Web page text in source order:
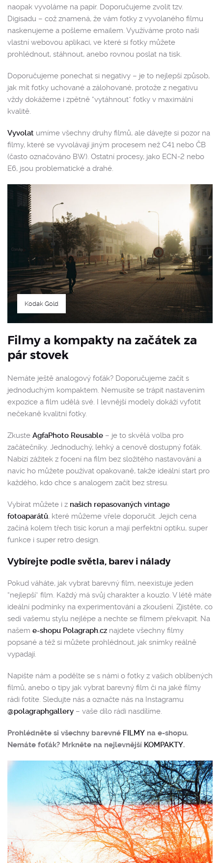
naopak vyvoláme na papír. Doporučujeme zvolit tzv.
Digisadu – což znamená, že vám fotky z vyvolaného filmu
naskenujeme a pošleme emailem. Využíváme proto naši
vlastní webovou aplikaci, ve které si fotky můžete
prohlédnout, stáhnout, anebo rovnou poslat na tisk.
Doporučujeme ponechat si negativy – je to nejlepší způsob,
jak mít fotky uchované a zálohované, protože z negativu
vždy dokážeme i zpětně “vytáhnout” fotky v maximální
kvalitě.
Vyvolat umíme všechny druhy filmů, ale dávejte si pozor na
filmy, které se vyvolávají jiným procesem než C41 nebo ČB
(často označováno BW). Ostatní procesy, jako ECN-2 nebo
E6, jsou problematické a drahé.
Kodak Gold
Filmy a kompakty na začátek za
pár stovek
Nemáte ještě analogový foťák? Doporučujeme začít s
jednoduchým kompaktem. Nemusíte se trápit nastavením
expozice a film udělá své. I levnější modely dokáží vyfotit
nečekaně kvalitní fotky.
Zkuste AgfaPhoto Reusable – je to skvělá volba pro
začátečníky. Jednoduchý, lehký a cenově dostupný foťák.
Nabízí zážitek z focení na film bez složitého nastavování a
navíc ho můžete používat opakovaně, takže ideální start pro
každého, kdo chce s analogem začít bez stresu.
Vybírat můžete i z našich repasovaných vintage
fotoaparátů, které můžeme vřele doporučit. Jejich cena
začíná kolem třech tisíc korun a mají perfektní optiku, super
funkce i super retro design.
Vybírejte podle světla, barev i nálady
Pokud váháte, jak vybrat barevný film, neexistuje jeden
“nejlepší” film. Každý má svůj charakter a kouzlo. V létě máte
ideální podmínky na experimentování a zkoušení. Zjistěte, co
sedí vašemu stylu nejlépe a nechte se filmem překvapit. Na
našem e-shopu Polagraph.cz najdete všechny filmy
popsané a též si můžete prohlédnout, jak snímky reálně
vypadají.
Napište nám a podělte se s námi o fotky z vašich oblíbených
filmů, anebo o tipy jak vybrat barevný film či na jaké filmy
rádi fotíte. Sledujte nás a označte nás na Instagramu
@polagraphgallery – vaše dílo rádi nasdílíme.
Prohlédněte si všechny barevné FILMY na e-shopu.
Nemáte foťák? Mrkněte na nejlevnější KOMPAKTY.